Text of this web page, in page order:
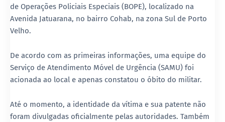
de Operações Policiais Especiais (BOPE), localizado na
Avenida Jatuarana, no bairro Cohab, na zona Sul de Porto
Velho.
De acordo com as primeiras informações, uma equipe do
Serviço de Atendimento Móvel de Urgência (SAMU) foi
acionada ao local e apenas constatou o óbito do militar.
Até o momento, a identidade da vítima e sua patente não
foram divulgadas oficialmente pelas autoridades. Também